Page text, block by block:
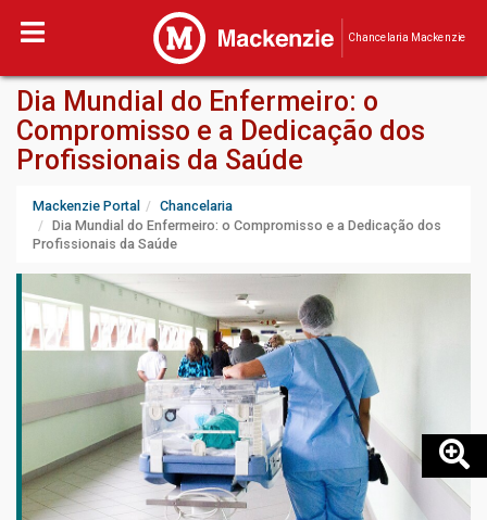
Chancelaria Mackenzie
Dia Mundial do Enfermeiro: o
Compromisso e a Dedicação dos
Profissionais da Saúde
Mackenzie Portal
Chancelaria
Dia Mundial do Enfermeiro: o Compromisso e a Dedicação dos
Profissionais da Saúde